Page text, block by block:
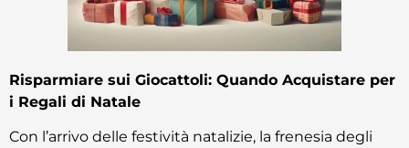
Risparmiare sui Giocattoli: Quando Acquistare per
i Regali di Natale
Con l’arrivo delle festività natalizie, la frenesia degli